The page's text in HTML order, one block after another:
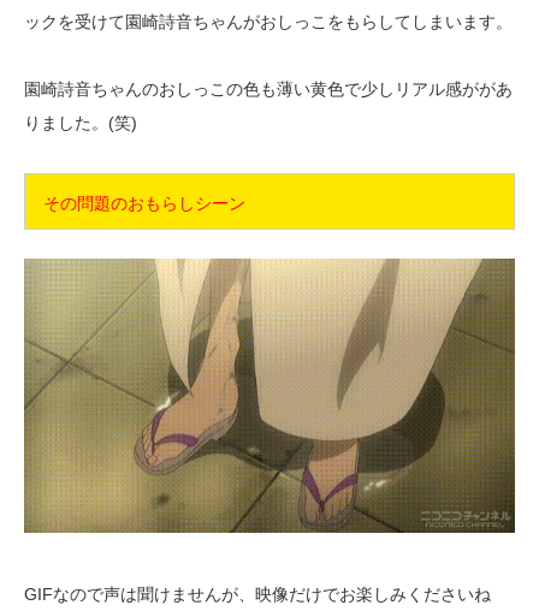
ックを受けて園崎詩音ちゃんがおしっこをもらしてしまいます。
園崎詩音ちゃんのおしっこの色も薄い黄色で少しリアル感ががあ
りました。(笑)
その問題のおもらしシーン
GIFなので声は聞けませんが、映像だけでお楽しみくださいね